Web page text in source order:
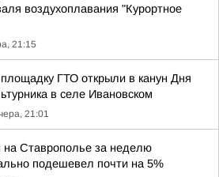
воздухоплавания "Курортное
21:15
ГТО открыли в канун Дня
в селе Ивановском
21:01
на Ставрополье за неделю
подешевел почти на 5%